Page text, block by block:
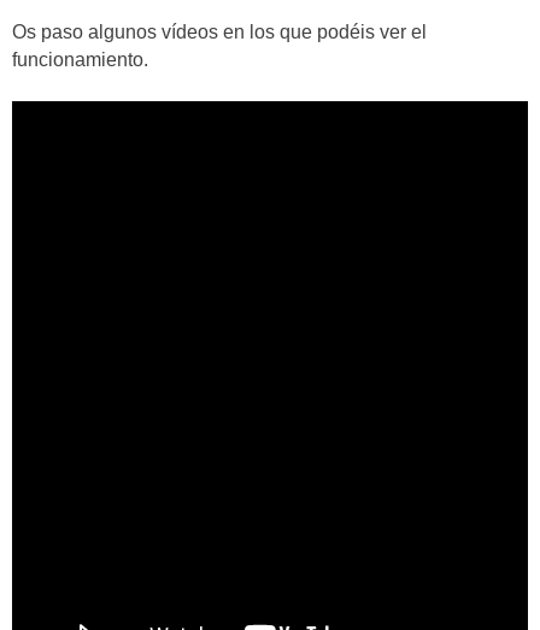
Os paso algunos vídeos en los que podéis ver el
funcionamiento.